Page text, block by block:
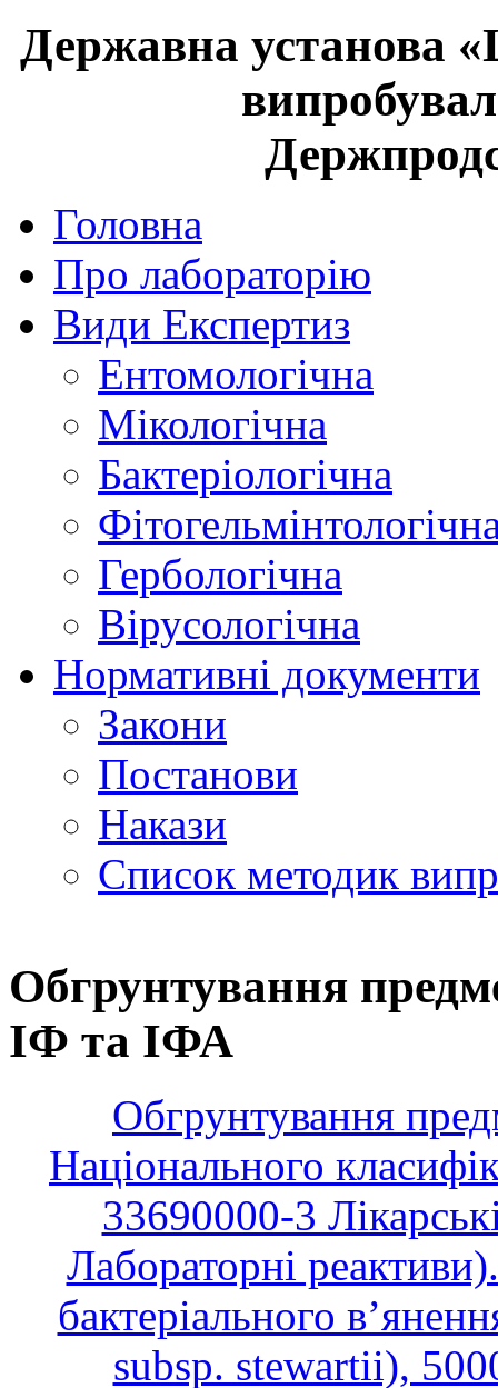
Державна установа
Головна
Про лабораторію
Види Експертиз
Ентомологічна
Мікологічна
Бактеріологічна
Гербологічна
Вірусологічна
Нормативні документи
Закони
Постанови
Накази
Список методик
Обгрунтування
ІФ та ІФА
Обгрунтування
Національного
33690000-3
Лабораторні
бактеріального
subsp. stewartii),